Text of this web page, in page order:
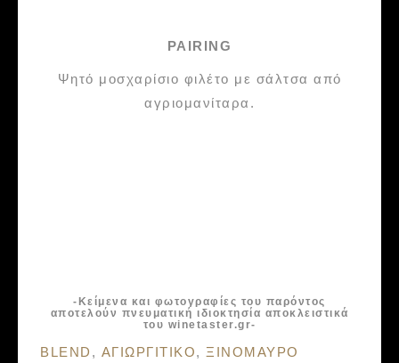
PAIRING
Ψητό μοσχαρίσιο φιλέτο με σάλτσα από
αγριομανίταρα.
-Κείμενα και φωτογραφίες του παρόντος
αποτελούν πνευματική ιδιοκτησία αποκλειστικά
του winetaster.gr-
Tags:
BLEND , ΑΓΙΩΡΓΙΤΙΚΟ, ΞΙΝΟΜΑΥΡΟ